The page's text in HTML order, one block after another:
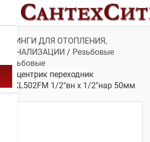
ДЛЯ ОТОПЛЕНИЯ,
КАНАЛИЗАЦИИ / Резьбовые
резьбовые
/ Эксцентрик переходник
ХL502FM 1/2″вн х 1/2″нар 50мм